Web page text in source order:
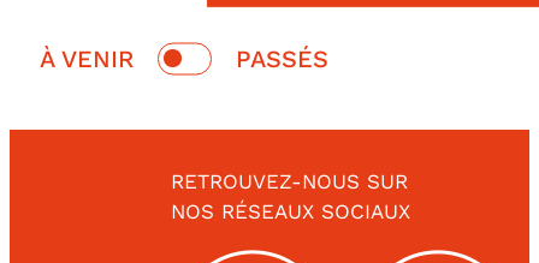
À VENIR
Switch
date
À
venir
Passés PASSÉS
RETROUVEZ-NOUS SUR
NOS RÉSEAUX SOCIAUX